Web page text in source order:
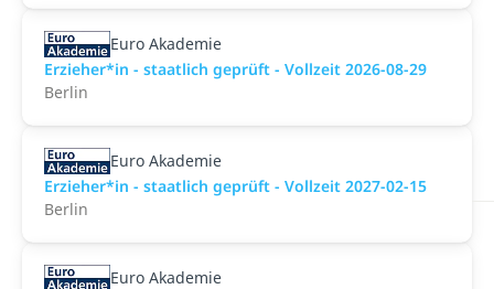
Euro Akademie
Erzieher*in - staatlich geprüft - Vollzeit 2026-08-29
Berlin
Euro Akademie
Erzieher*in - staatlich geprüft - Vollzeit 2027-02-15
Berlin
Euro Akademie